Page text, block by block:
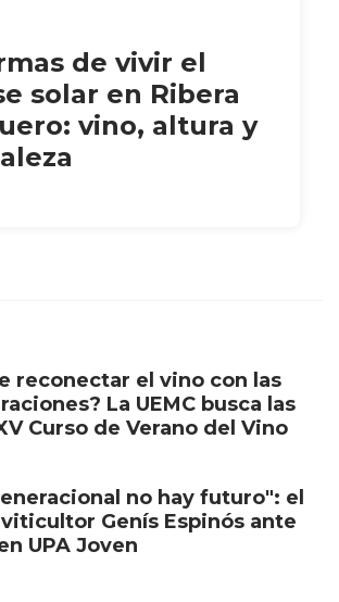
de vivir el
solar en Ribera
vino, altura y
reconectar el vino con las
La UEMC busca las
Curso de Verano del Vino
no hay futuro": el
Genís Espinós ante
UPA Joven